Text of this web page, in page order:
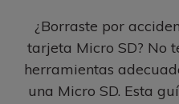
Sala de prensa
Tienda
Recuperar Medios
Soluciones de
Por qué Recoverit
¿Borraste por
tarjeta Micro SD? No
herramientas
una Micro SD. Esta